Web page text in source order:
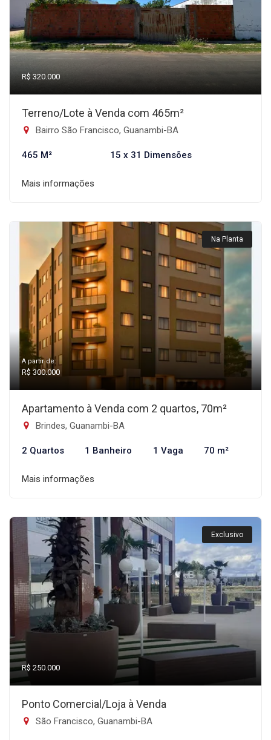
R$ 320.000
Terreno/Lote à Venda com 465m²
Bairro São Francisco, Guanambi-BA
465 M² 15 x 31 Dimensões
Mais informações
Na Planta
A partir de:
R$ 300.000
Apartamento à Venda com 2 quartos, 70m²
Brindes, Guanambi-BA
2 Quartos 1 Banheiro 1 Vaga 70 m²
Mais informações
Exclusivo
R$ 250.000
Ponto Comercial/Loja à Venda
São Francisco, Guanambi-BA